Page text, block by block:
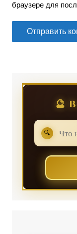
браузере для
🔮
🔍